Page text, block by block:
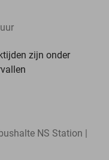
zijn onder
NS Station |